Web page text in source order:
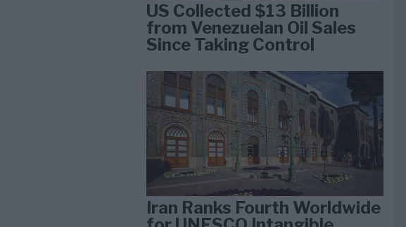
US Collected $13 Billion
from Venezuelan Oil Sales
Since Taking Control
Iran Ranks Fourth Worldwide